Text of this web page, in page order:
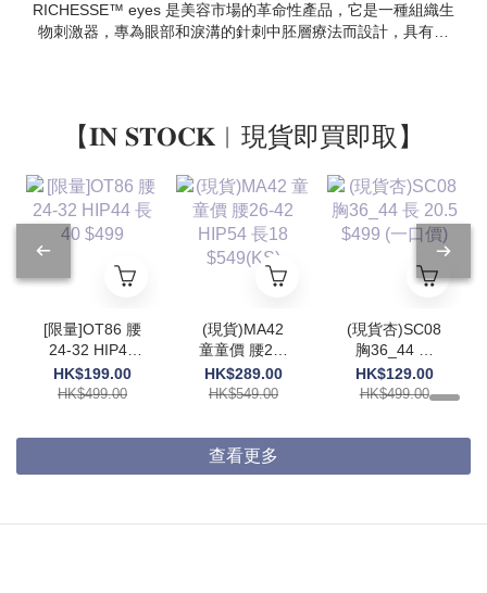
RICHESSE™ eyes 是美容市場的革命性產品，它是一種組織生
物刺激器，專為眼部和淚溝的針刺中胚層療法而設計，具有填
【𝐈𝐍 𝐒𝐓𝐎𝐂𝐊︱現貨即買即取】
[限量]OT86 腰
24-32 HIP44
長40 $499
HK$199.00
HK$499.00
(現貨)MA42
童童價 腰26-
42 HIP54 長
18 $549(KS)
HK$289.00
HK$549.00
(現貨杏)SC08
胸36_44 長
20.5 $499 (一
口價)
HK$129.00
HK$499.00
查看更多